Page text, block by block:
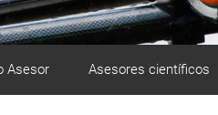
Asesor Asesores científicos